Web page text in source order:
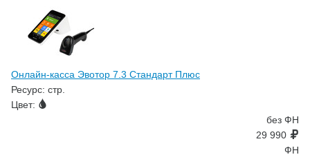
Онлайн-касса Эвотор 7.3 Стандарт Плюс
Ресурс: стр.
Цвет:
без ФН
29 990
ФН